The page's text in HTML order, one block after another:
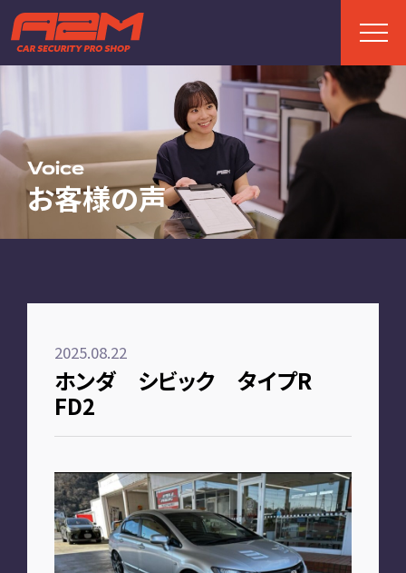
Voice
お客様の声
2025.08.22
ホンダ シビック タイプR
FD2
TOP
ABOUT
A2Mについて
FAQ
お客様の声
お知らせ
PLAN
車種別プラン